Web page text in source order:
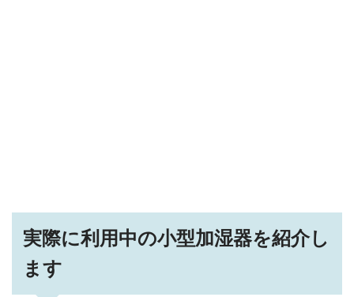
実際に利用中の小型加湿器を紹介し
ます